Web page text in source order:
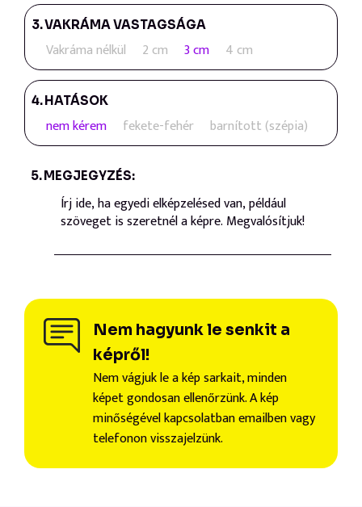
3.VAKRÁMA VASTAGSÁGA
Vakráma nélkül 2 cm 3 cm 4 cm
4. HATÁSOK
nem kérem fekete-fehér barnított (szépia)
5. MEGJEGYZÉS:
Nem hagyunk le senkit a
képről!
Nem vágjuk le a kép sarkait, minden
képet gondosan ellenőrzünk. A kép
minőségével kapcsolatban emailben vagy
telefonon visszajelzünk.